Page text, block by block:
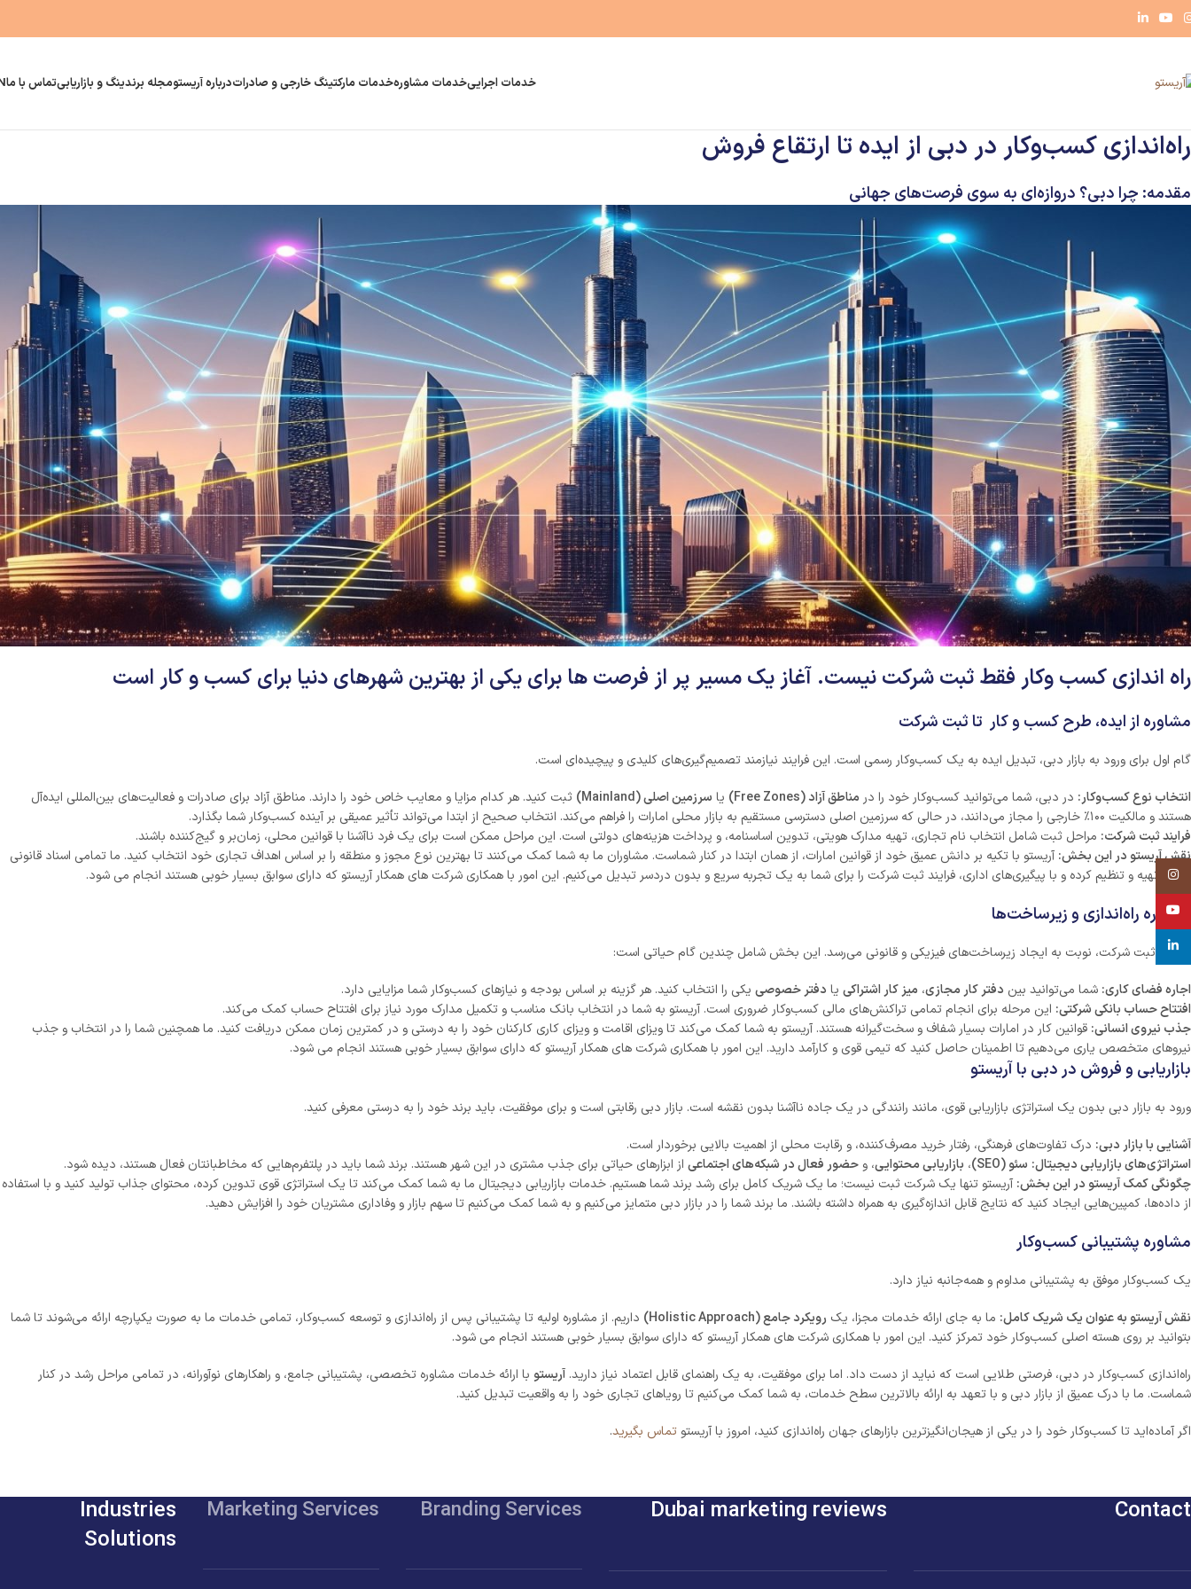
خدمات اجراییخدمات مشاورهخدمات مارکتینگ خارجی و صادراتدرباره آریستومجله برندینگ و بازاریابیتماس با ما
راه‌اندازی کسب‌وکار در دبی از ایده تا ارتقاع فروش
مقدمه: چرا دبی؟ دروازه‌ای به سوی فرصت‌های جهانی
راه اندازی کسب وکار فقط ثبت شرکت نیست. آغاز یک مسیر پر از فرصت ها برای یکی از بهترین شهرهای دنیا برای کسب و کار است
مشاوره از ایده، طرح کسب و کار تا ثبت شرکت
گام اول برای ورود به بازار دبی، تبدیل ایده به یک کسب‌وکار رسمی است. این فرایند نیازمند تصمیم‌گیری‌های کلیدی و پیچیده‌ای است.
انتخاب نوع کسب‌وکار: در دبی، شما می‌توانید کسب‌وکار خود را در مناطق آزاد (Free Zones) یا سرزمین اصلی (Mainland)
ثبت کنید. هر کدام مزایا و معایب خاص خود را دارند. مناطق آزاد برای صادرات و فعالیت‌های بین‌المللی ایده‌آل
هستند و مالکیت ۱۰۰٪ خارجی را مجاز می‌دانند، در حالی که سرزمین اصلی دسترسی مستقیم به بازار محلی امارات را فراهم می‌کند. انتخاب صحیح از ابتدا می‌تواند تأثیر عمیقی بر آینده کسب‌وکار شما بگذارد.
فرایند ثبت شرکت: مراحل ثبت شامل انتخاب نام تجاری، تهیه مدارک هویتی، تدوین اساسنامه، و پرداخت هزینه‌های دولتی است. این مراحل ممکن است برای یک فرد ناآشنا با قوانین محلی، زمان‌بر و گیج‌کننده باشند.
نقش آریستو در این بخش: آریستو با تکیه بر دانش عمیق خود از قوانین امارات، از همان ابتدا در کنار شماست. مشاوران ما به شما کمک می‌کنند تا بهترین نوع مجوز و منطقه را بر اساس اهداف تجاری خود انتخاب کنید. ما تمامی اسناد قانونی
لازم را تهیه و تنظیم کرده و با پیگیری‌های اداری، فرایند ثبت شرکت را برای شما به یک تجربه سریع و بدون دردسر تبدیل می‌کنیم. این امور با همکاری شرکت های همکار آریستو که دارای سوابق بسیار خوبی هستند انجام می شود.
مشاوره راه‌اندازی و زیرساخت‌ها
پس از ثبت شرکت، نوبت به ایجاد زیرساخت‌های فیزیکی و قانونی می‌رسد. این بخش شامل چندین گام حیاتی است:
اجاره فضای کاری: شما می‌توانید بین دفتر کار مجازی، میز کار اشتراکی یا دفتر خصوصی یکی را انتخاب کنید. هر گزینه بر اساس بودجه و نیازهای کسب‌وکار شما مزایایی دارد.
افتتاح حساب بانکی شرکتی: این مرحله برای انجام تمامی تراکنش‌های مالی کسب‌وکار ضروری است. آریستو به شما در انتخاب بانک مناسب و تکمیل مدارک مورد نیاز برای افتتاح حساب کمک می‌کند.
جذب نیروی انسانی: قوانین کار در امارات بسیار شفاف و سخت‌گیرانه هستند. آریستو به شما کمک می‌کند تا ویزای اقامت و ویزای کاری کارکنان خود را به درستی و در کمترین زمان ممکن دریافت کنید. ما همچنین شما را در انتخاب و جذب
نیروهای متخصص یاری می‌دهیم تا اطمینان حاصل کنید که تیمی قوی و کارآمد دارید. این امور با همکاری شرکت های همکار آریستو که دارای سوابق بسیار خوبی هستند انجام می شود.
بازاریابی و فروش در دبی با آریستو
ورود به بازار دبی بدون یک استراتژی بازاریابی قوی، مانند رانندگی در یک جاده ناآشنا بدون نقشه است. بازار دبی رقابتی است و برای موفقیت، باید برند خود را به درستی معرفی کنید.
آشنایی با بازار دبی: درک تفاوت‌های فرهنگی، رفتار خرید مصرف‌کننده، و رقابت محلی از اهمیت بالایی برخوردار است.
استراتژی‌های بازاریابی دیجیتال: سئو (SEO) ، بازاریابی محتوایی، و حضور فعال در شبکه‌های اجتماعی از ابزارهای حیاتی برای جذب مشتری در این شهر هستند. برند شما باید در پلتفرم‌هایی که مخاطبانتان فعال هستند، دیده شود.
چگونگی کمک آریستو در این بخش: آریستو تنها یک شرکت ثبت نیست؛ ما یک شریک کامل برای رشد برند شما هستیم. خدمات بازاریابی دیجیتال ما به شما کمک می‌کند تا یک استراتژی قوی تدوین کرده، محتوای جذاب تولید کنید و با استفاده
از داده‌ها، کمپین‌هایی ایجاد کنید که نتایج قابل اندازه‌گیری به همراه داشته باشند. ما برند شما را در بازار دبی متمایز می‌کنیم و به شما کمک می‌کنیم تا سهم بازار و وفاداری مشتریان خود را افزایش دهید.
مشاوره پشتیبانی کسب‌وکار
یک کسب‌وکار موفق به پشتیبانی مداوم و همه‌جانبه نیاز دارد.
نقش آریستو به عنوان یک شریک کامل: ما به جای ارائه خدمات مجزا، یک رویکرد جامع (Holistic Approach)
داریم. از مشاوره اولیه تا پشتیبانی پس از راه‌اندازی و توسعه کسب‌وکار، تمامی خدمات ما به صورت یکپارچه ارائه می‌شوند تا شما
بتوانید بر روی هسته اصلی کسب‌وکار خود تمرکز کنید. این امور با همکاری شرکت های همکار آریستو که دارای سوابق بسیار خوبی هستند انجام می شود.
راه‌اندازی کسب‌وکار در دبی، فرصتی طلایی است که نباید از دست داد. اما برای موفقیت، به یک راهنمای قابل اعتماد نیاز دارید. آریستو با ارائه خدمات مشاوره تخصصی، پشتیبانی جامع، و راهکارهای نوآورانه، در تمامی مراحل رشد در کنار
شماست. ما با درک عمیق از بازار دبی و با تعهد به ارائه بالاترین سطح خدمات، به شما کمک می‌کنیم تا رویاهای تجاری خود را به واقعیت تبدیل کنید.
اگر آماده‌اید تا کسب‌وکار خود را در یکی از هیجان‌انگیزترین بازارهای جهان راه‌اندازی کنید، امروز با آریستو تماس بگیرید.
Contact
Dubai marketing reviews
Branding Services
Marketing Services
Industries
Solutions
Instagram
YouTube
linkedin